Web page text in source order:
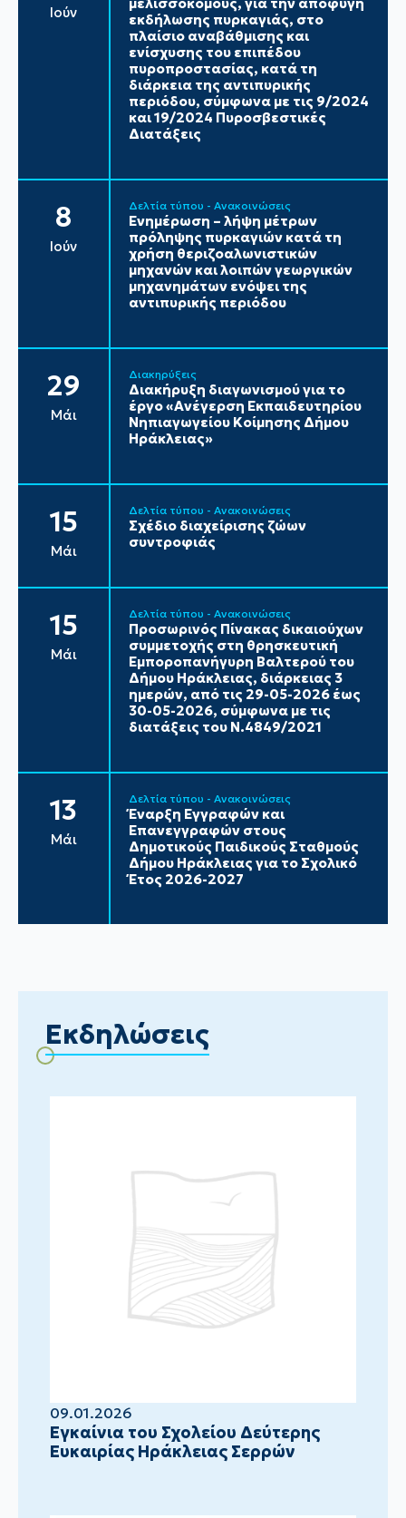
Ιούν
μελισσοκόμους, για την αποφυγή
εκδήλωσης πυρκαγιάς, στο
πλαίσιο αναβάθμισης και
ενίσχυσης του επιπέδου
πυροπροστασίας, κατά τη
διάρκεια της αντιπυρικής
περιόδου, σύμφωνα με τις 9/2024
και 19/2024 Πυροσβεστικές
Διατάξεις
8
Ιούν
Δελτία τύπου - Ανακοινώσεις
Ενημέρωση – λήψη μέτρων
πρόληψης πυρκαγιών κατά τη
χρήση θεριζοαλωνιστικών
μηχανών και λοιπών γεωργικών
μηχανημάτων ενόψει της
αντιπυρικής περιόδου
29
Μάι
Διακηρύξεις
Διακήρυξη διαγωνισμού για το
έργο «Ανέγερση Εκπαιδευτηρίου
Νηπιαγωγείου Κοίμησης Δήμου
Ηράκλειας»
15
Μάι
Δελτία τύπου - Ανακοινώσεις
Σχέδιο διαχείρισης ζώων
συντροφιάς
15
Μάι
Δελτία τύπου - Ανακοινώσεις
Προσωρινός Πίνακας δικαιούχων
συμμετοχής στη θρησκευτική
Εμποροπανήγυρη Βαλτερού του
Δήμου Ηράκλειας, διάρκειας 3
ημερών, από τις 29-05-2026 έως
30-05-2026, σύμφωνα με τις
διατάξεις του Ν.4849/2021
13
Μάι
Δελτία τύπου - Ανακοινώσεις
Έναρξη Εγγραφών και
Επανεγγραφών στους
Δημοτικούς Παιδικούς Σταθμούς
Δήμου Ηράκλειας για το Σχολικό
Έτος 2026-2027
Εκδηλώσεις
09.01.2026
Eγκαίνια του Σχολείου Δεύτερης
Ευκαιρίας Ηράκλειας Σερρών